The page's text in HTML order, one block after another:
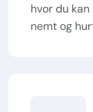
hvor du
nemt og